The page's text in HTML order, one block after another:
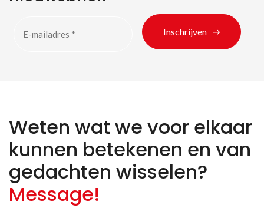
Inschrijven
Weten wat we voor elkaar
kunnen betekenen en van
gedachten wisselen?
Message!